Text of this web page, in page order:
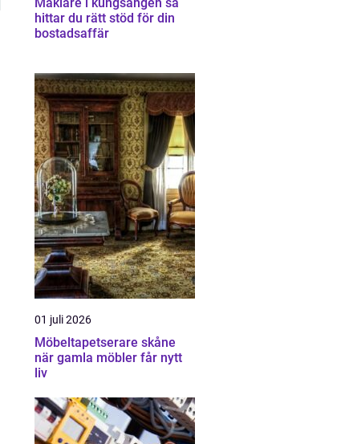
hittar du rätt stöd för din
bostadsaffär
01 juli 2026
Möbeltapetserare skåne
när gamla möbler får nytt
liv